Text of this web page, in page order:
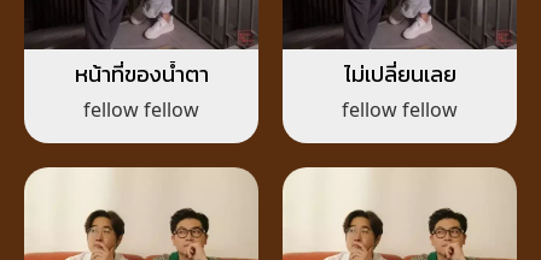
หน้าที่ของน้ำตา
fellow fellow
ไม่เปลี่ยนเลย
fellow fellow